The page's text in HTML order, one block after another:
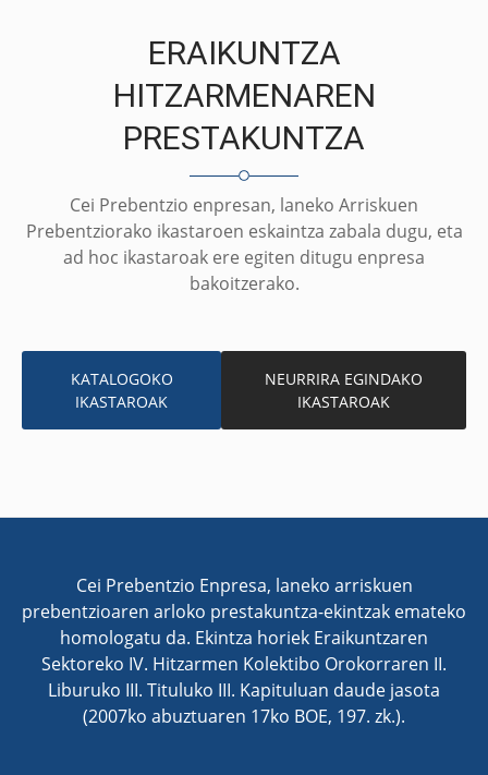
ERAIKUNTZA
HITZARMENAREN
PRESTAKUNTZA
Cei Prebentzio enpresan, laneko Arriskuen
Prebentziorako ikastaroen eskaintza zabala dugu, eta
ad hoc ikastaroak ere egiten ditugu enpresa
bakoitzerako.
KATALOGOKO
IKASTAROAK
NEURRIRA EGINDAKO
IKASTAROAK
Cei Prebentzio Enpresa, laneko arriskuen
prebentzioaren arloko prestakuntza-ekintzak emateko
homologatu da. Ekintza horiek Eraikuntzaren
Sektoreko IV. Hitzarmen Kolektibo Orokorraren II.
Liburuko III. Tituluko III. Kapituluan daude jasota
(2007ko abuztuaren 17ko BOE, 197. zk.).